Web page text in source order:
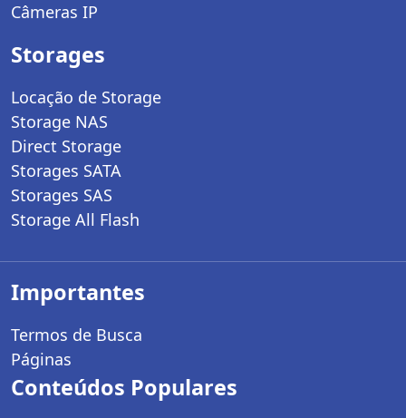
Câmeras IP
Storages
Locação de Storage
Storage NAS
Direct Storage
Storages SATA
Storages SAS
Storage All Flash
Importantes
Termos de Busca
Páginas
Conteúdos Populares